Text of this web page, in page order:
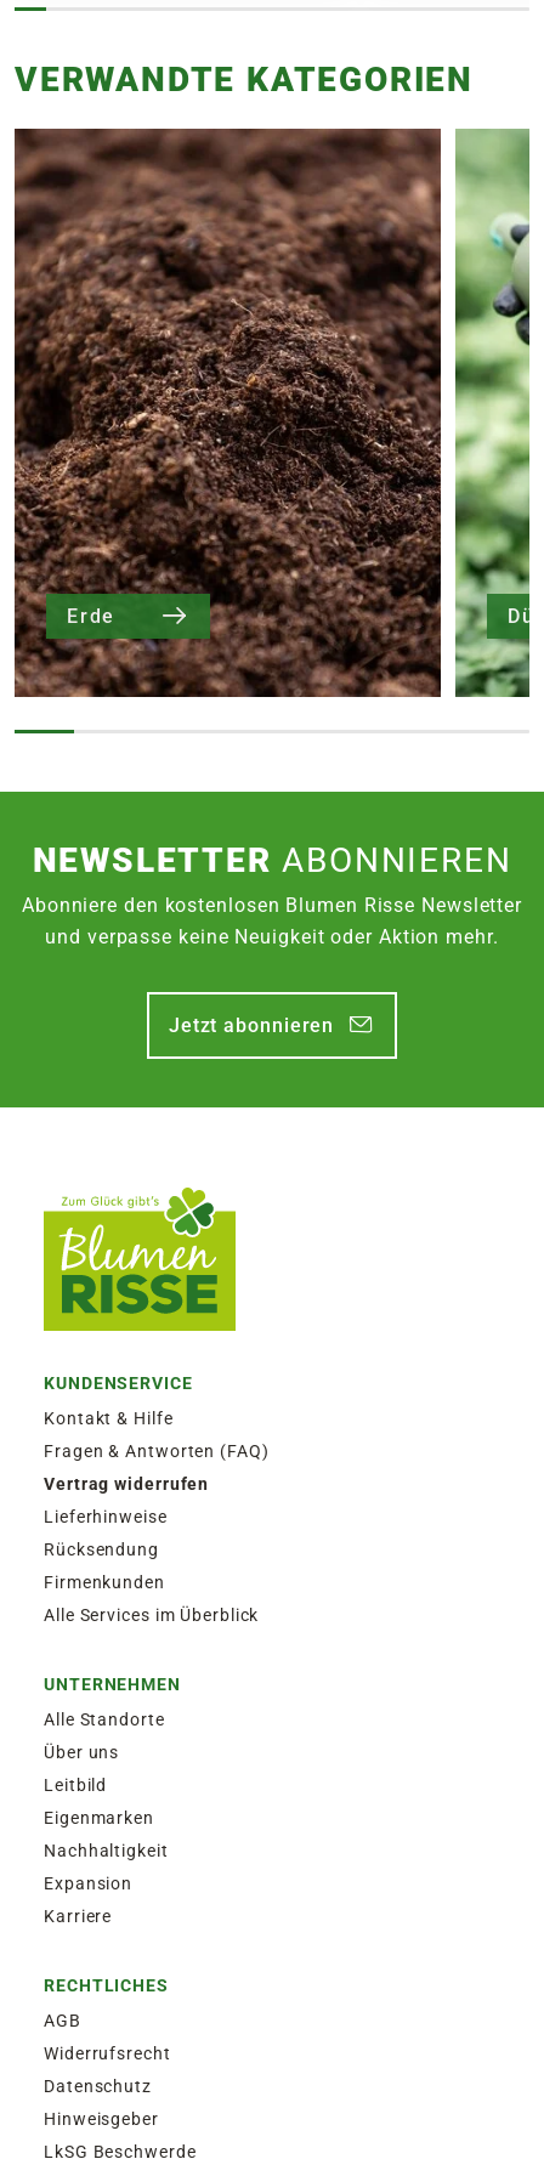
VERWANDTE KATEGORIEN
Erde
NEWSLETTERABONNIEREN
Abonniere den kostenlosen Blumen Risse Newsletter
und verpasse keine Neuigkeit oder Aktion mehr.
Jetzt abonnieren
KUNDENSERVICE
Kontakt & Hilfe
Fragen & Antworten (FAQ)
Vertrag widerrufen
Lieferhinweise
Rücksendung
Firmenkunden
Alle Services im Überblick
UNTERNEHMEN
Alle Standorte
Über uns
Leitbild
Eigenmarken
Nachhaltigkeit
Expansion
Karriere
RECHTLICHES
AGB
Widerrufsrecht
Datenschutz
Hinweisgeber
LkSG Beschwerde